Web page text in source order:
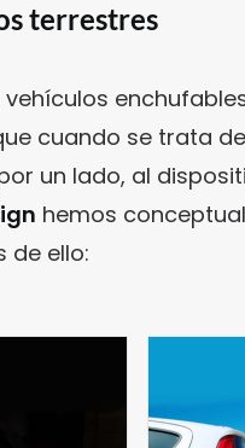
terrestres
cuando se trata
un lado, al
hemos
de ello: